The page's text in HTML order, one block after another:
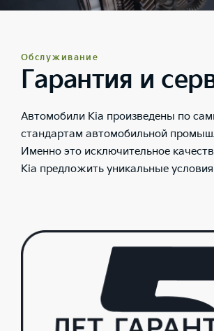
Обслуживание
Гарантия и
Автомобили Kia произведены по
стандартам автомобильной
Именно это исключительное
Kia предложить уникальные